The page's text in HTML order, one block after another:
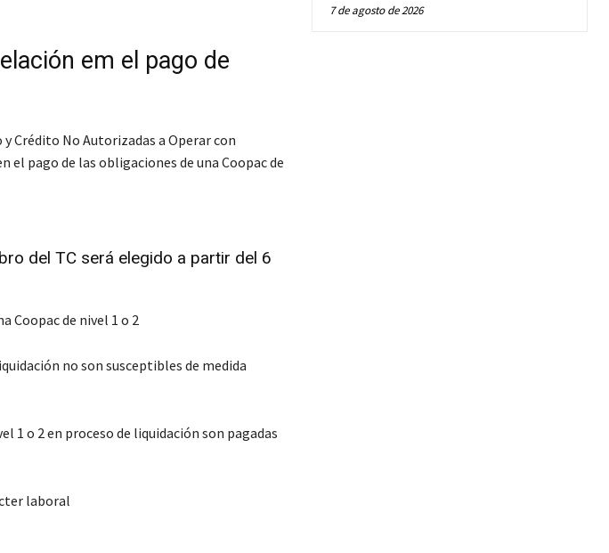
em el pago de
Crédito No Autorizadas a Operar con
el pago de las obligaciones de una Coopac de
del TC será elegido a partir del 6
Coopac de nivel 1 o 2
no son susceptibles de medida
1 o 2 en proceso de liquidación son pagadas
laboral
7 de agosto de 2026